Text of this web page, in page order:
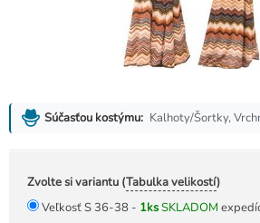
Súčasťou kostýmu: Kalhoty/Šortky,
Zvolte si variantu (Tabulka velikostí)
Veľkosť S 36-38 - 1ksSKLADOM